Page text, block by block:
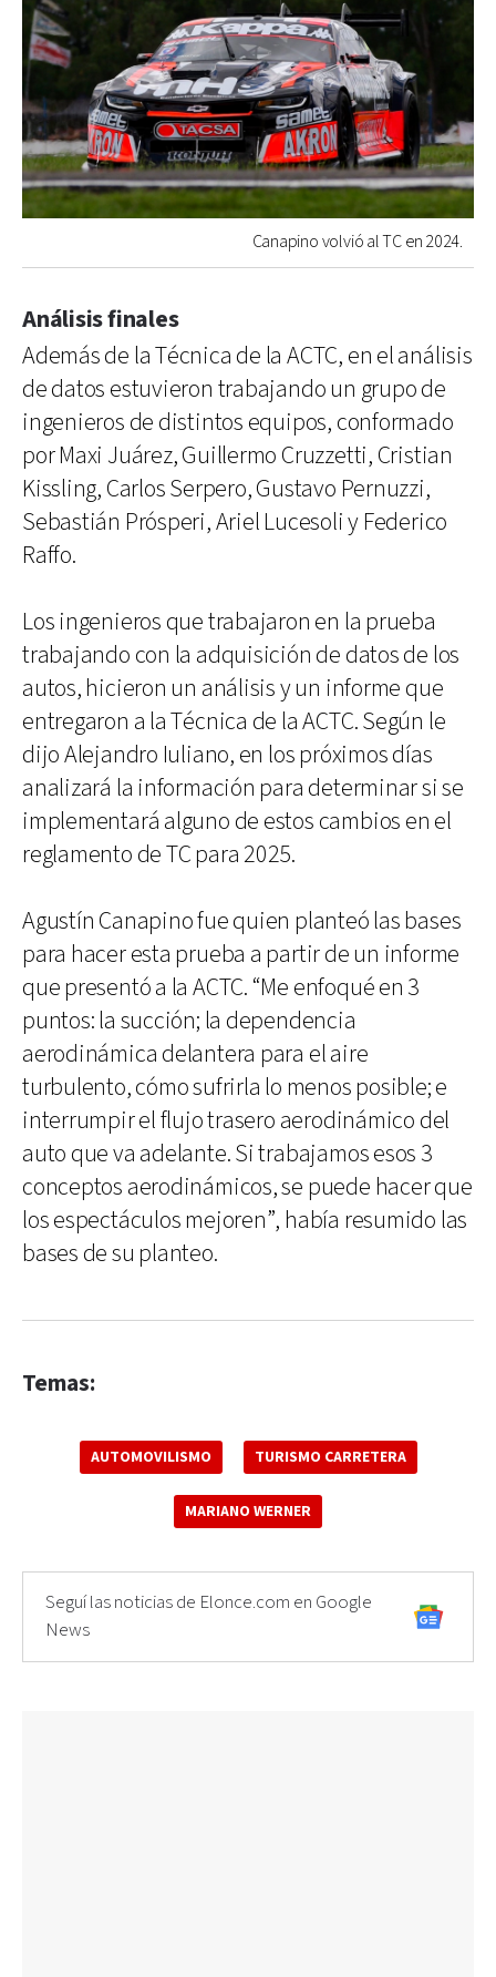
Canapino volvió al TC en 2024.
Análisis finales
Además de la Técnica de la ACTC, en el análisis
de datos estuvieron trabajando un grupo de
ingenieros de distintos equipos, conformado
por Maxi Juárez, Guillermo Cruzzetti, Cristian
Kissling, Carlos Serpero, Gustavo Pernuzzi,
Sebastián Prósperi, Ariel Lucesoli y Federico
Raffo.
Los ingenieros que trabajaron en la prueba
trabajando con la adquisición de datos de los
autos, hicieron un análisis y un informe que
entregaron a la Técnica de la ACTC. Según le
dijo Alejandro Iuliano, en los próximos días
analizará la información para determinar si se
implementará alguno de estos cambios en el
reglamento de TC para 2025.
Agustín Canapino fue quien planteó las bases
para hacer esta prueba a partir de un informe
que presentó a la ACTC. “Me enfoqué en 3
puntos: la succión; la dependencia
aerodinámica delantera para el aire
turbulento, cómo sufrirla lo menos posible; e
interrumpir el flujo trasero aerodinámico del
auto que va adelante. Si trabajamos esos 3
conceptos aerodinámicos, se puede hacer que
los espectáculos mejoren”, había resumido las
bases de su planteo.
Temas:
AUTOMOVILISMO TURISMO CARRETERA
MARIANO WERNER
Seguí las noticias de Elonce.com en Google
News